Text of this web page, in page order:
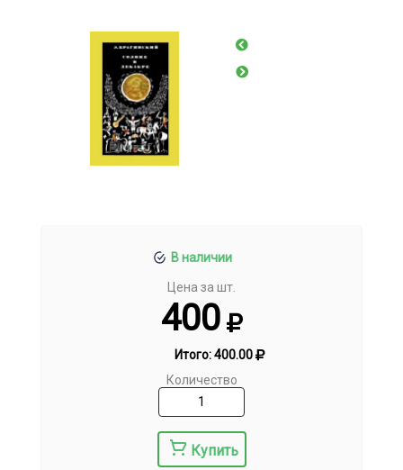
В наличии
Цена за шт.
400
Итого:400.00
Количество
Купить